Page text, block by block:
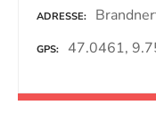
ADRESSE
GPS 47.0461,